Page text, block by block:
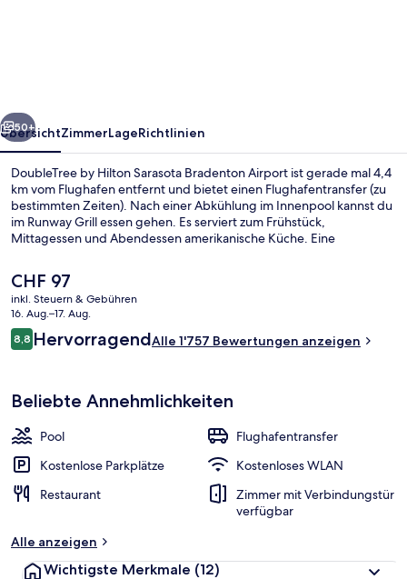
Weiter
50+
ÜbersichtZimmerLageRichtlinien
DoubleTree by Hilton Sarasota Bradenton Airport ist gerade mal 4,4
km vom Flughafen entfernt und bietet einen Flughafentransfer (zu
bestimmten Zeiten). Nach einer Abkühlung im Innenpool kannst du
im Runway Grill essen gehen. Es serviert zum Frühstück,
Mittagessen und Abendessen amerikanische Küche. Eine
Fitnessmöglichkeiten gehören ebenfalls zum Angebot. Das
hilfsbereite Personal und der allgemeine Zustand erhalten gute
Bewertungen von anderen Reisenden.
Der
aktuelle
Preis
beträgt
CHF 97.
CHF 97
inkl. Steuern & Gebühren
16. Aug.–17. Aug.
Bewertungen
8,88,8 von 10.
HervorragendAlle 1'757 Bewertungen anzeigen
Beliebte Annehmlichkeiten
Pool
Flughafentransfer
Kostenlose Parkplätze
Kostenloses WLAN
Restaurant
Zimmer mit Verbindungstür
verfügbar
Alle anzeigen
Wichtigste Merkmale (12)